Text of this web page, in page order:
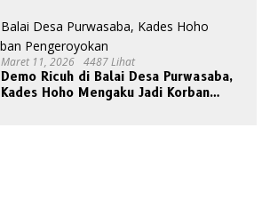
Maret 11, 2026 4487 Lihat
Demo Ricuh di Balai Desa Purwasaba,
Kades Hoho Mengaku Jadi Korban